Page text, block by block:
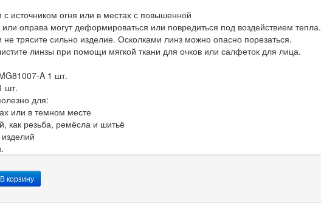
источником огня или в местах с повышенной
оправа могут деформироваться или повредиться под воздействием тепла.
трясите сильно изделие. Осколками линз можно опасно порезаться.
линзы при помощи мягкой ткани для очков или салфеток для лица.
A 1 шт.
шт.
для:
или в темном месте
как резьба, ремёсла и шитьё
корзину